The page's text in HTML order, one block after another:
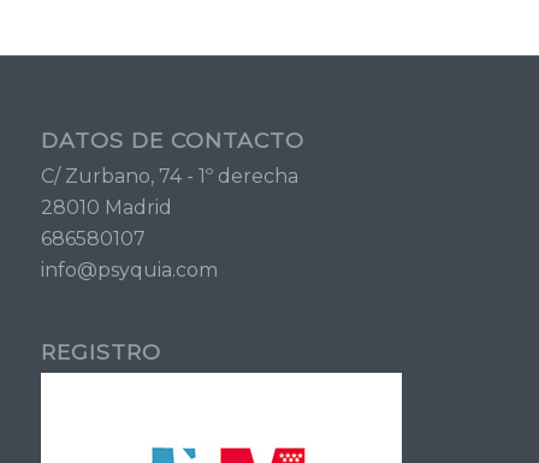
DATOS DE CONTACTO
C/ Zurbano, 74 - 1º derecha
28010 Madrid
686580107
info@psyquia.com
REGISTRO